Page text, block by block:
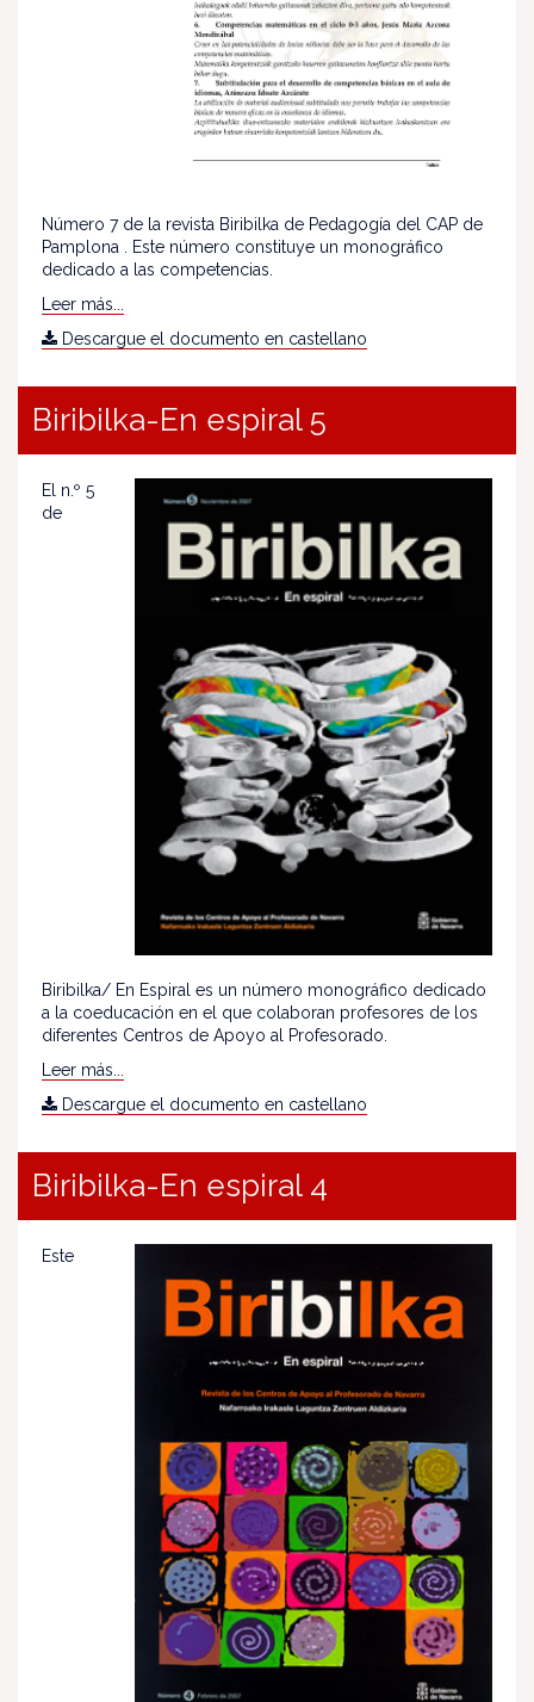
Número 7 de la revista Biribilka de Pedagogía del CAP de
Pamplona . Este número constituye un monográfico
dedicado a las competencias.
Leer más...
Descargue el documento en castellano
Biribilka-En espiral 5
El n.º 5
de
Biribilka/ En Espiral es un número monográfico dedicado
a la coeducación en el que colaboran profesores de los
diferentes Centros de Apoyo al Profesorado.
Leer más...
Descargue el documento en castellano
Biribilka-En espiral 4
Este